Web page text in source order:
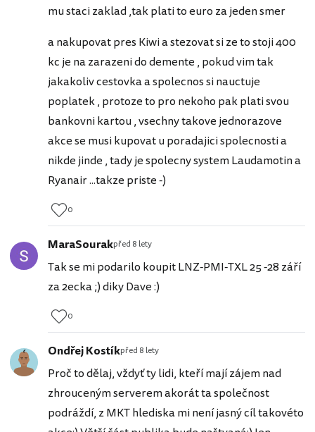
mu staci zaklad ,tak plati to euro za jeden smer
a nakupovat pres Kiwi a stezovat si ze to stoji 400
kc je na zarazeni do demente , pokud vim tak
jakakoliv cestovka a spolecnos si nauctuje
poplatek , protoze to pro nekoho pak plati svou
bankovni kartou , vsechny takove jednorazove
akce se musi kupovat u poradajici spolecnosti a
nikde jinde , tady je spolecny system Laudamotin a
Ryanair ...takze priste -)
0
MaraSourakpřed 8 lety
Tak se mi podarilo koupit LNZ-PMI-TXL 25 -28 září
za 2ecka ;) diky Dave :)
0
Ondřej Kostíkpřed 8 lety
Proč to dělaj, vždyť ty lidi, kteří mají zájem nad
zhrouceným serverem akorát ta společnost
podráždí, z MKT hlediska mi není jasný cíl takovéto